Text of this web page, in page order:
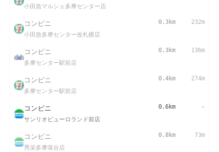
小田急マルシェ多摩センター店
コンビニ
小田急多摩センター改札横店
0.3km 232m
コンビニ
多摩センター駅前店
0.3km 136m
コンビニ
多摩センター駅前店
0.4km 274m
コンビニ
サンリオピューロランド前店
0.6km -
コンビニ
秀栄多摩落合店
0.8km 73m